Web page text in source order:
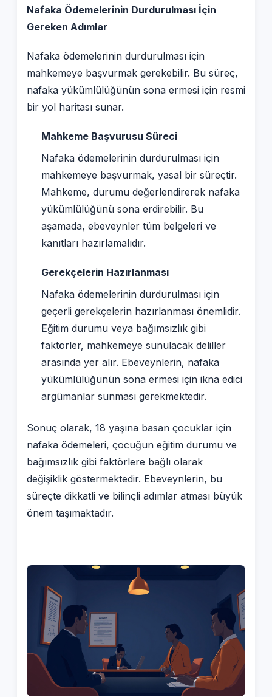
Nafaka Ödemelerinin Durdurulması İçin
Gereken Adımlar
Nafaka ödemelerinin durdurulması için
mahkemeye başvurmak gerekebilir. Bu süreç,
nafaka yükümlülüğünün sona ermesi için resmi
bir yol haritası sunar.
Mahkeme Başvurusu Süreci
Nafaka ödemelerinin durdurulması için
mahkemeye başvurmak, yasal bir süreçtir.
Mahkeme, durumu değerlendirerek nafaka
yükümlülüğünü sona erdirebilir. Bu
aşamada, ebeveynler tüm belgeleri ve
kanıtları hazırlamalıdır.
Gerekçelerin Hazırlanması
Nafaka ödemelerinin durdurulması için
geçerli gerekçelerin hazırlanması önemlidir.
Eğitim durumu veya bağımsızlık gibi
faktörler, mahkemeye sunulacak deliller
arasında yer alır. Ebeveynlerin, nafaka
yükümlülüğünün sona ermesi için ikna edici
argümanlar sunması gerekmektedir.
Sonuç olarak, 18 yaşına basan çocuklar için
nafaka ödemeleri, çocuğun eğitim durumu ve
bağımsızlık gibi faktörlere bağlı olarak
değişiklik göstermektedir. Ebeveynlerin, bu
süreçte dikkatli ve bilinçli adımlar atması büyük
önem taşımaktadır.